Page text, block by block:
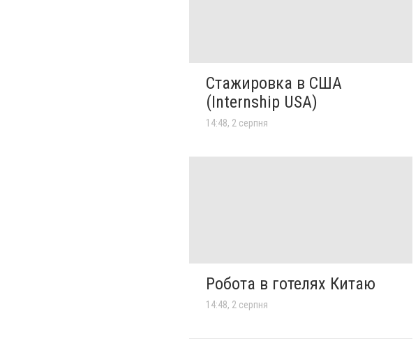
Стажировка в США
(Internship USA)
14:48, 2 серпня
Робота в готелях Китаю
14:48, 2 серпня